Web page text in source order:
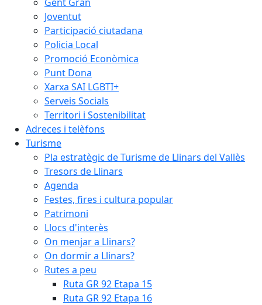
Joventut
Participació ciutadana
Policia Local
Promoció Econòmica
Punt Dona
Xarxa SAI LGBTI+
Serveis Socials
Territori i Sostenibilitat
Adreces i telèfons
Turisme
Pla estratègic de Turisme de Llinars del Vallès
Tresors de Llinars
Agenda
Festes, fires i cultura popular
Patrimoni
Llocs d'interès
On menjar a Llinars?
On dormir a Llinars?
Rutes a peu
Ruta GR 92 Etapa 15
Ruta GR 92 Etapa 16